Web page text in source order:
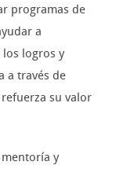
programas de
a
los logros y
a través de
su valor
y